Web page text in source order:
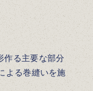
作る主要な部分
よる巻縫いを施